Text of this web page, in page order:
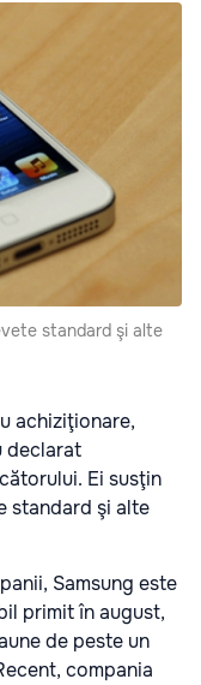
standard şi alte
achiziţionare,
declarat
Ei susţin
standard şi alte
Samsung este
primit în august,
de peste un
compania